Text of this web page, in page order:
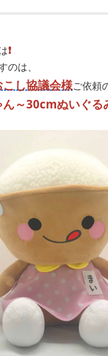
❗️
のは、
し協議会様ご依頼
ん～30cmぬいぐる